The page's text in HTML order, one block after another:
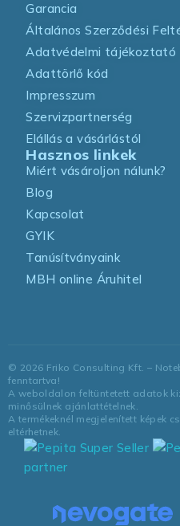
Garancia
Általános Szerződési
Adatvédelmi tájékoztató
Adattörlő kód
Impresszum
Szervizpartnerség
Elállás a vásárlástól
Hasznos linkek
Miért vásároljon nálunk?
Blog
Kapcsolat
GYIK
Tanúsítványaink
MBH online Áruhitel
© 2026 Friko Consulting Kft. –
fenntartva!
A weboldalon feltüntetett adatok
minősülnek ajánlattételnek.
A termékeknél megjelenített képek
eltérhetnek.
partner